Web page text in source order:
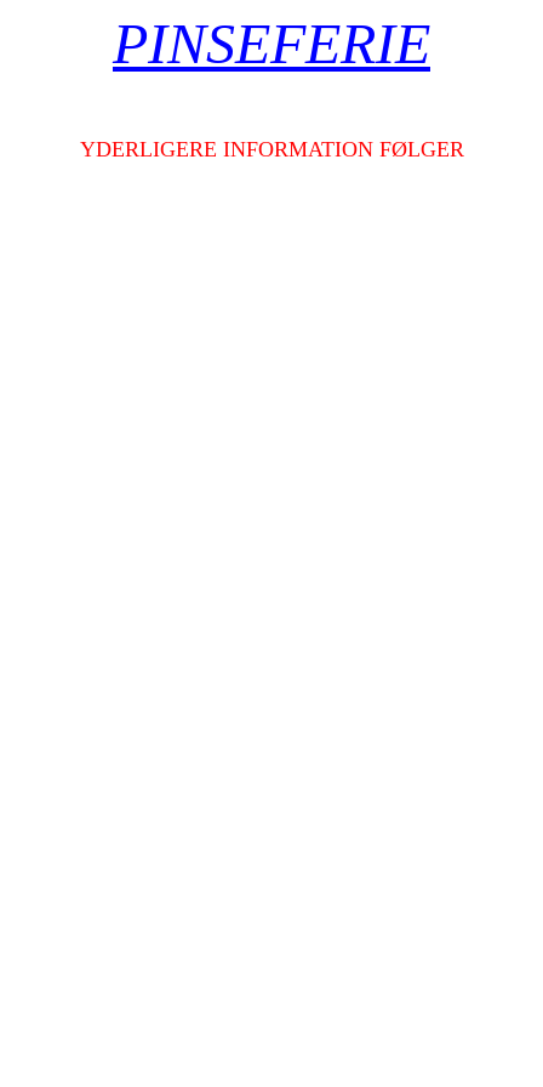
PINSEFERIE
YDERLIGERE INFORMATION FØLGER